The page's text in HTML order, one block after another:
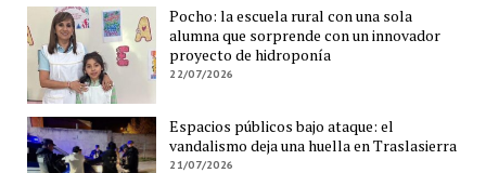
Pocho: la escuela rural con una sola
alumna que sorprende con un innovador
proyecto de hidroponía
22/07/2026
Espacios públicos bajo ataque: el
vandalismo deja una huella en Traslasierra
21/07/2026